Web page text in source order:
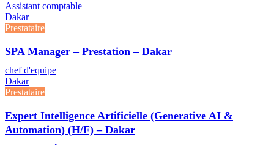
Assistant comptable
Dakar
Prestataire
SPA Manager – Prestation – Dakar
chef d'equipe
Dakar
Prestataire
Expert Intelligence Artificielle (Generative AI &
Automation) (H/F) – Dakar